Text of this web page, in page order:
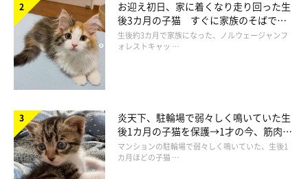
お迎え初日、家に着くなり走り回った生
後3カ月の子猫 すぐに家族のそばで落
ち着く姿に「迎えてよかった」
生後約3カ月で家族になった、ノルウェージャンフ
ォレストキャッ …
炎天下、駐輪場で弱々しく鳴いていた生
後1カ月の子猫を保護→1才の今、筋肉質
でツンデレなコに成長
マンションの駐輪場で弱々しく鳴いていた、生後1
カ月ほどの子猫 …